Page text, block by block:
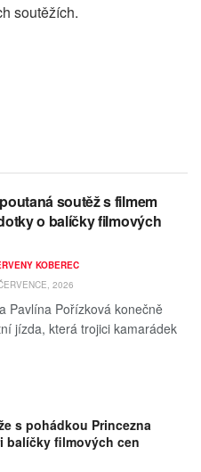
soutěžích.
soutěž s filmem
o balíčky filmových
KOBEREC
2026
Pavlína Pořízková konečně
jízda, která trojici kamarádek
s pohádkou Princezna
balíčky filmových cen